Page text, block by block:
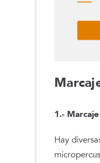
1.-
Hay